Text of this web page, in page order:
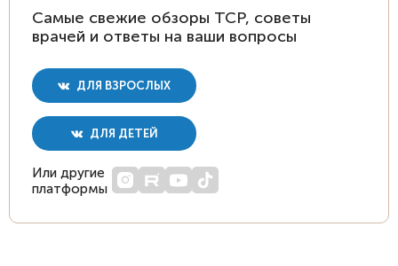
Самые свежие обзоры ТСР, советы
врачей и ответы на ваши вопросы
ДЛЯ ВЗРОСЛЫХ
ДЛЯ ДЕТЕЙ
Или другие
платформы